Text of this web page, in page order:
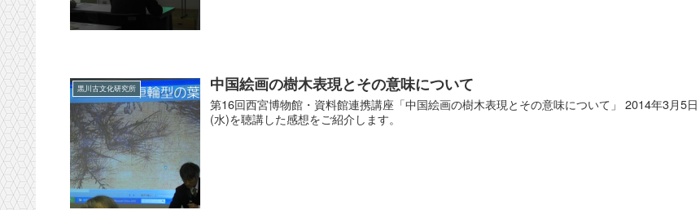
黒川古文化研究所 中国絵画の樹木表現とその意味について
第16回西宮博物館・資料館連携講座「中国絵画の樹木表現とその意味について」 2014年3月5日
(水)を聴講した感想をご紹介します。